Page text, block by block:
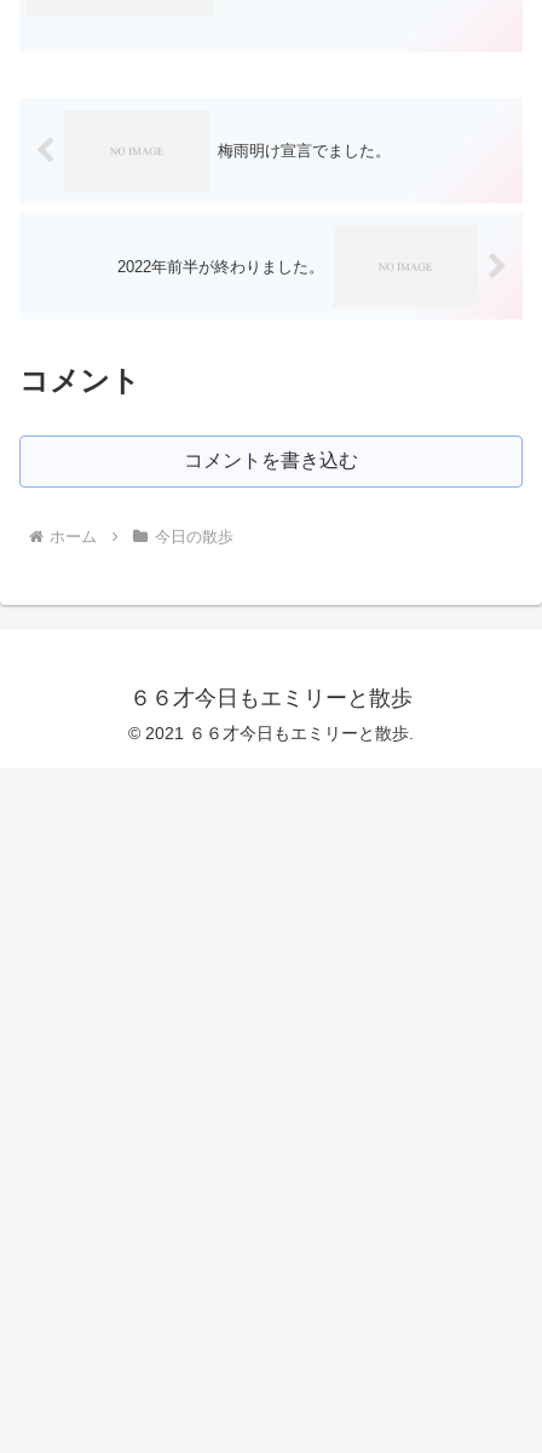
梅雨明け宣言でました。
2022年前半が終わりました。
コメント
コメントを書き込む
ホーム 今日の散歩
６６才今日もエミリーと散歩
© 2021 ６６才今日もエミリーと散歩.